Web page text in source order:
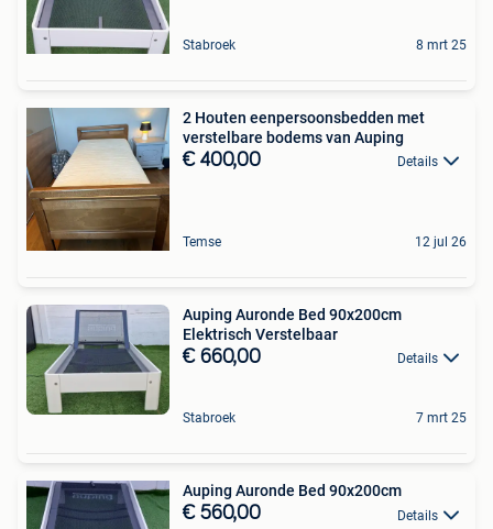
Stabroek 8 mrt 25
2 Houten eenpersoonsbedden met
verstelbare bodems van Auping
€ 400,00 Details
Temse 12 jul 26
Auping Auronde Bed 90x200cm
Elektrisch Verstelbaar
€ 660,00 Details
Stabroek 7 mrt 25
Auping Auronde Bed 90x200cm
€ 560,00 Details